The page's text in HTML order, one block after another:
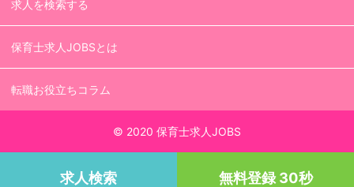
求人を検索する
保育士求人JOBSとは
転職お役立ちコラム
© 2020 保育士求人JOBS
求人検索 無料登録 30秒